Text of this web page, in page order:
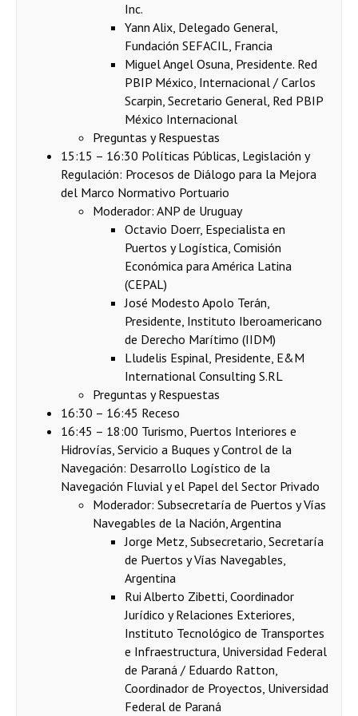
Inc.
Yann Alix, Delegado General,
Fundación SEFACIL, Francia
Miguel Angel Osuna, Presidente. Red
PBIP México, Internacional / Carlos
Scarpin, Secretario General, Red PBIP
México Internacional
Preguntas y Respuestas
15:15 – 16:30 Políticas Públicas, Legislación y
Regulación: Procesos de Diálogo para la Mejora
del Marco Normativo Portuario
Moderador: ANP de Uruguay
Octavio Doerr, Especialista en
Puertos y Logística, Comisión
Económica para América Latina
(CEPAL)
José Modesto Apolo Terán,
Presidente, Instituto Iberoamericano
de Derecho Marítimo (IIDM)
Lludelis Espinal, Presidente, E&M
International Consulting S.RL
Preguntas y Respuestas
16:30 – 16:45 Receso
16:45 – 18:00 Turismo, Puertos Interiores e
Hidrovías, Servicio a Buques y Control de la
Navegación: Desarrollo Logístico de la
Navegación Fluvial y el Papel del Sector Privado
Moderador: Subsecretaría de Puertos y Vías
Navegables de la Nación, Argentina
Jorge Metz, Subsecretario, Secretaría
de Puertos y Vías Navegables,
Argentina
Rui Alberto Zibetti, Coordinador
Jurídico y Relaciones Exteriores,
Instituto Tecnológico de Transportes
e Infraestructura, Universidad Federal
de Paraná / Eduardo Ratton,
Coordinador de Proyectos, Universidad
Federal de Paraná